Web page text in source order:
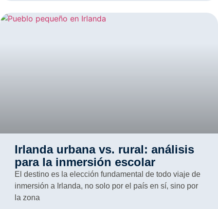
Irlanda urbana vs. rural: análisis
para la inmersión escolar
El destino es la elección fundamental de todo viaje de
inmersión a Irlanda, no solo por el país en sí, sino por
la zona